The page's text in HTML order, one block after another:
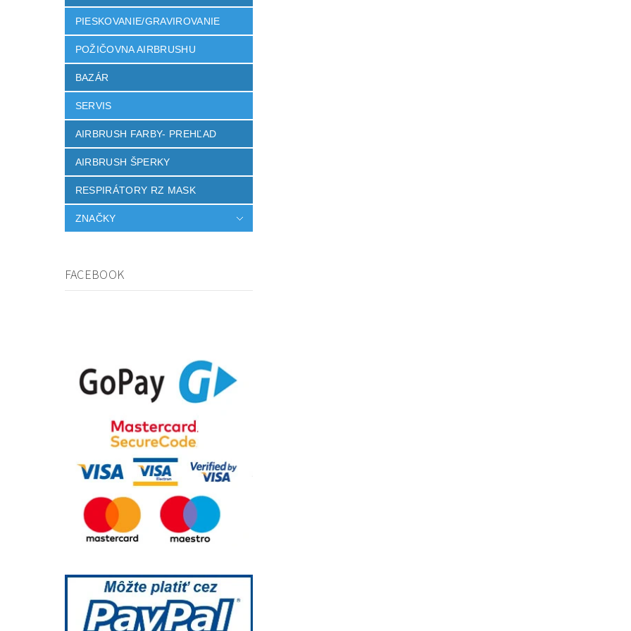
PIESKOVANIE/GRAVIROVANIE
POŽIČOVNA AIRBRUSHU
BAZÁR
SERVIS
AIRBRUSH FARBY- PREHĽAD
AIRBRUSH ŠPERKY
RESPIRÁTORY RZ MASK
ZNAČKY
FACEBOOK